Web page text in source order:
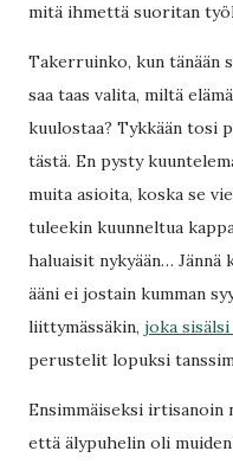
mitä ihmettä suoritan
Takerruinko, kun
saa taas valita, miltä
kuulostaa? Tykkään tosi
tästä. En pysty
muita asioita, koska se
tuleekin kuunneltua
haluaisit nykyään…
ääni ei jostain kumman
liittymässäkin, joka
perustelit lopuksi
Ensimmäiseksi irtisanoin
että älypuhelin oli